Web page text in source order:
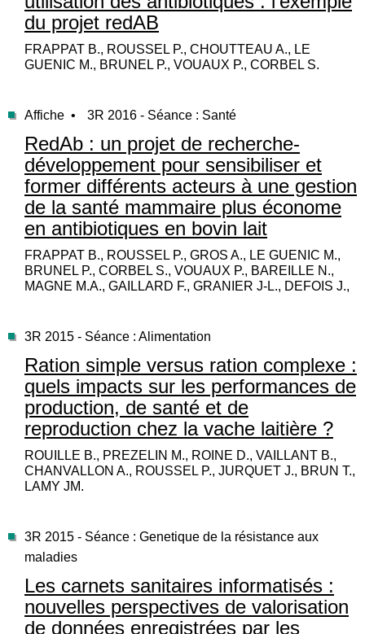
du projet redAB
FRAPPAT B., ROUSSEL P., CHOUTTEAU A., LE
GUENIC M., BRUNEL P., VOUAUX P., CORBEL S.
Affiche • 3R 2016 - Séance : Santé
RedAb : un projet de recherche-
développement pour sensibiliser et
former différents acteurs à une gestion
de la santé mammaire plus économe
en antibiotiques en bovin lait
FRAPPAT B., ROUSSEL P., GROS A., LE GUENIC M.,
BRUNEL P., CORBEL S., VOUAUX P., BAREILLE N.,
MAGNE M.A., GAILLARD F., GRANIER J-L., DEFOIS J.,
3R 2015 - Séance : Alimentation
Ration simple versus ration complexe :
quels impacts sur les performances de
production, de santé et de
reproduction chez la vache laitière ?
ROUILLE B., PREZELIN M., ROINE D., VAILLANT B.,
CHANVALLON A., ROUSSEL P., JURQUET J., BRUN T.,
LAMY JM.
3R 2015 - Séance : Genetique de la résistance aux
maladies
Les carnets sanitaires informatisés :
nouvelles perspectives de valorisation
de données enregistrées par les